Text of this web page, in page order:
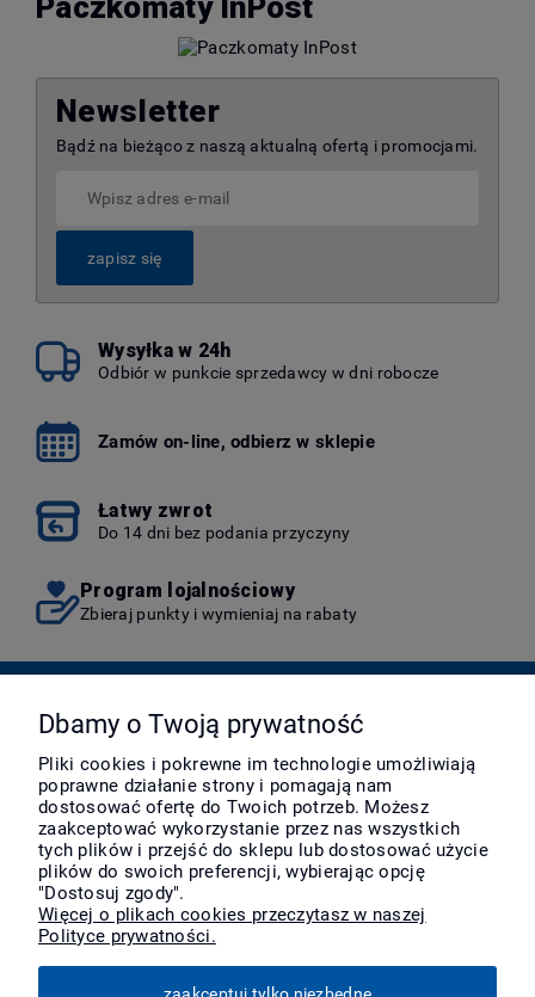
Paczkomaty InPost
Newsletter
Bądź na bieżąco z naszą aktualną ofertą i promocjami.
zapisz się
Wysyłka w 24h
Odbiór w punkcie sprzedawcy w dni robocze
Zamów on-line, odbierz w sklepie
Łatwy zwrot
Do 14 dni bez podania przyczyny
Program lojalnościowy
Zbieraj punkty i wymieniaj na rabaty
Pomoc
Moje konto
Płatności i dostawa
Dbamy o Twoją prywatność
Pliki cookies i pokrewne im technologie umożliwiają
poprawne działanie strony i pomagają nam
dostosować ofertę do Twoich potrzeb. Możesz
zaakceptować wykorzystanie przez nas wszystkich
tych plików i przejść do sklepu lub dostosować użycie
plików do swoich preferencji, wybierając opcję
"Dostosuj zgody".
Więcej o plikach cookies przeczytasz w naszej
Polityce prywatności.